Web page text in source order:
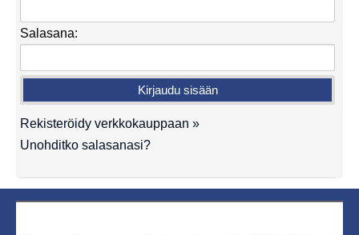
Salasana:
Rekisteröidy verkkokauppaan »
Unohditko salasanasi?